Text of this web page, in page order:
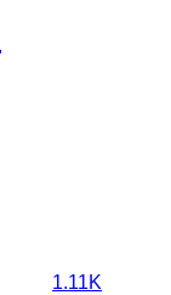
1.11K